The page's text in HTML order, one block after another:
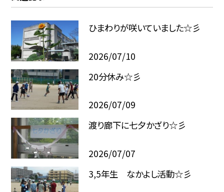
ひまわりが咲いていました☆彡
2026/07/10
20分休み☆彡
2026/07/09
渡り廊下に七夕かざり☆彡
2026/07/07
3,5年生 なかよし活動☆彡